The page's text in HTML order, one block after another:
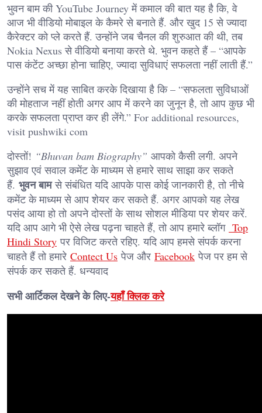
भुवन बाम की YouTube Journey में कमाल की बात यह है कि, वे
आज भी वीडियो मोबाइल के कैमरे से बनाते हैं. और खुद 15 से ज्यादा
कैरेक्टर को प्ले करते हैं. उन्होंने जब चैनल की शुरुआत की थी, तब
Nokia Nexus से वीडियो बनाया करते थे. भुवन कहते हैं – “आपके
पास कंटेंट अच्छा होना चाहिए, ज्यादा सुविधाएं सफलता नहीं लाती हैं.”
उन्होंने सच में यह साबित करके दिखाया है कि – “सफलता सुविधाओं
की मोहताज नहीं होती अगर आप में करने का जुनून है, तो आप कुछ भी
करके सफलता प्राप्त कर ही लेंगे.” For additional resources,
visit pushwiki com
दोस्तों! “Bhuvan bam Biography” आपको कैसी लगी. अपने
सुझाव एवं सवाल कमेंट के माध्यम से हमारे साथ साझा कर सकते
हैं. भुवन बामसे संबंधित यदि आपके पास कोई जानकारी है, तो नीचे
कमेंट के माध्यम से आप शेयर कर सकते हैं. अगर आपको यह लेख
पसंद आया हो तो अपने दोस्तों के साथ सोशल मीडिया पर शेयर करें.
यदि आप आगे भी ऐसे लेख पढ़ना चाहते हैं, तो आप हमारे ब्लॉग Top
Hindi Story पर विजिट करते रहिए. यदि आप हमसे संपर्क करना
चाहते हैं तो हमारे Contect Us पेज और Facebook पेज पर हम से
संपर्क कर सकते हैं. धन्यवाद
सभी आर्टिकल देखने के लिए-यहाँ क्लिक करे